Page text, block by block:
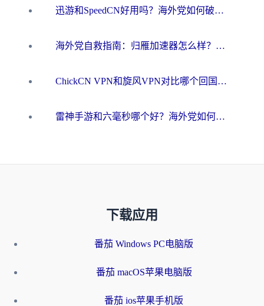
迅游和SpeedCN好用吗？海外党如何破解那道看不见的墙
海外党自救指南：归雁加速器怎么样？教你避开坑实现国内资源无缝访问
ChickCN VPN和旋风VPN对比哪个回国效果更好？海外用户的选择困境与出路
雷神手游和六毫秒哪个好？海外党如何真正解锁国内资源
下载应用
番茄 Windows PC电脑版
番茄 macOS苹果电脑版
番茄 ios苹果手机版